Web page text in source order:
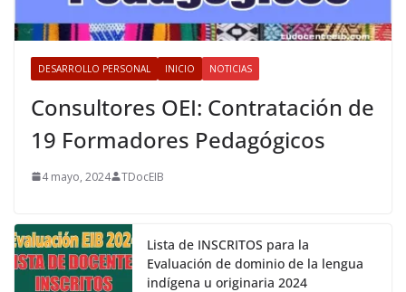
DESARROLLO PERSONAL INICIO NOTICIAS
Consultores OEI: Contratación de
19 Formadores Pedagógicos
4 mayo, 2024 TDocEIB
Lista de INSCRITOS para la
Evaluación de dominio de la lengua
indígena u originaria 2024